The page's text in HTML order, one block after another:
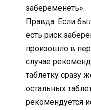
забеременеть».
Правда: Если
есть риск
произошло в
случае
таблетку сразу
остальных
рекомендуется